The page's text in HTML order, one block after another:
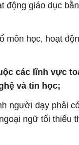
động giáo dục
môn học, hoạt
các lĩnh vực
và tin học;
người dạy phải
ngữ tối thiểu